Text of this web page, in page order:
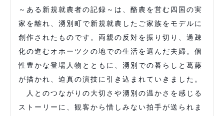
～ある新規就農者の記録～は、酪農を営む四国の実
家を離れ、湧別町で新規就農したご家族をモデルに
創作されたものです。両親の反対を振り切り、過疎
化の進むオホーツクの地での生活を選んだ夫婦。個
性豊かな登場人物とともに、湧別での暮らしと葛藤
が描かれ、迫真の演技に引き込まれていきました。
人とのつながりの大切さや湧別の温かさを感じる
ストーリーに、観客から惜しみない拍手が送られま